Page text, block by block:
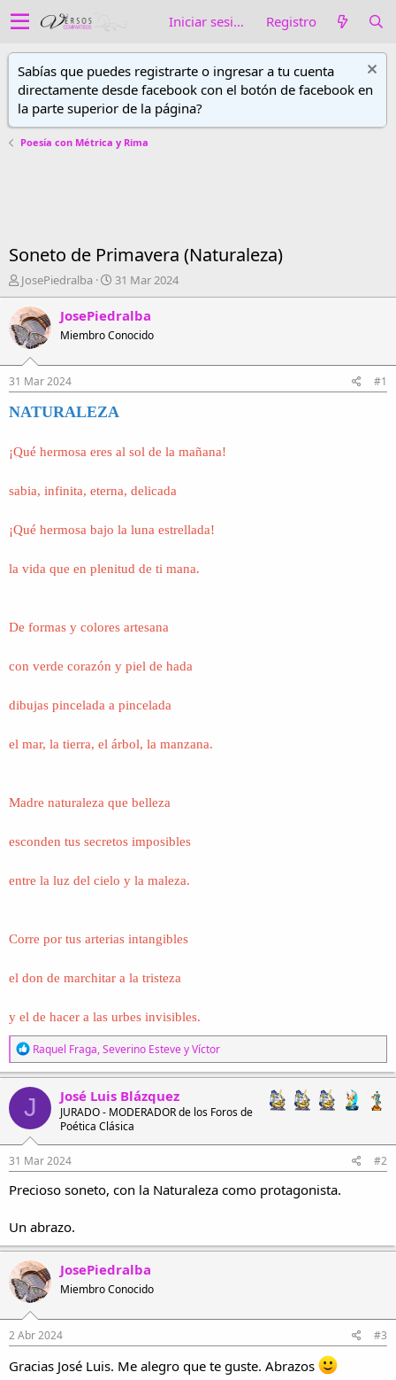
Iniciar sesión Registro
Sabías que puedes registrarte o ingresar a tu cuenta
directamente desde facebook con el botón de facebook en
la parte superior de la página?
Poesía con Métrica y Rima
Soneto de Primavera (Naturaleza)
A
u
t
o
r
d
e
h
l
JosePiedralba
F
e
c
a
i
n
i
i
31 Mar 2024
JosePiedralba
Miembro Conocido
31 Mar 2024 #1
NATURALEZA
¡Qué hermosa eres al sol de la mañana!
sabia, infinita, eterna, delicada
¡Qué hermosa bajo la luna estrellada!
la vida que en plenitud de ti mana.
De formas y colores artesana
con verde corazón y piel de hada
dibujas pincelada a pincelada
el mar, la tierra, el árbol, la manzana.
Madre naturaleza que belleza
esconden tus secretos imposibles
entre la luz del cielo y la maleza.
Corre por tus arterias intangibles
el don de marchitar a la tristeza
y el de hacer a las urbes invisibles.
R
e
a
c
c
i
o
n
e
s
:
Raquel Fraga,Severino EsteveyVíctor
J José Luis Blázquez
JURADO - MODERADOR de los Foros de
Poética Clásica
31 Mar 2024 #2
Precioso soneto, con la Naturaleza como protagonista.
Un abrazo.
JosePiedralba
Miembro Conocido
2 Abr 2024 #3
Gracias José Luis. Me alegro que te guste. Abrazos